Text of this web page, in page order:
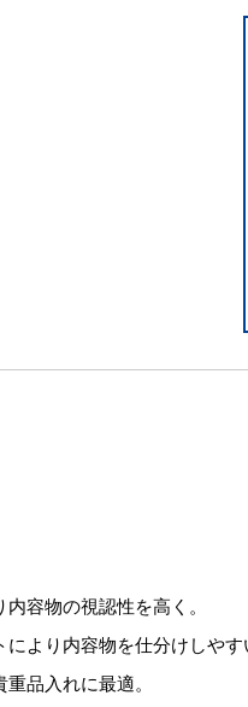
容物の視認性を高く。
より内容物を仕分けしやす
品入れに最適。